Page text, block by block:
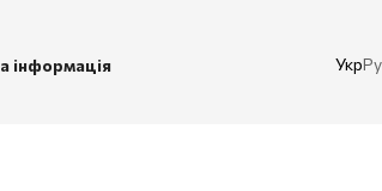
інформація
Укр